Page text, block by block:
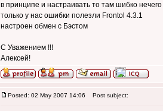
в принципе и настраивать то там шибко нечего
только у нас ошибки полезли Frontol 4.3.1
настроен обмен с Бэстом
С Уважением !!!
Алексей!
Posted: 02 May 2007 14:06 Post subject: